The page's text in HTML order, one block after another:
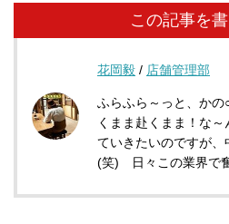
この記事を
花岡毅 / 店舗管理部
ふらふら～っと、か
くまま赴くまま！な
ていきたいのですが
(笑) 日々この業界で